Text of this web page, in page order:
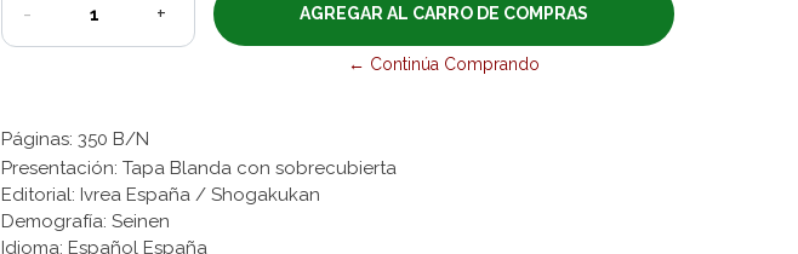
- +
← Continúa Comprando
Páginas: 350 B/N
Presentación: Tapa Blanda con sobrecubierta
Editorial: Ivrea España / Shogakukan
Demografía: Seinen
Idioma: Español España